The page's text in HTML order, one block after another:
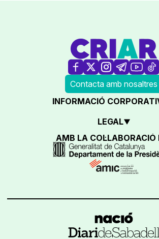
Contacta amb nosaltres
INFORMACIÓ
LEGAL
AMB LA COL·LABORACIÓ